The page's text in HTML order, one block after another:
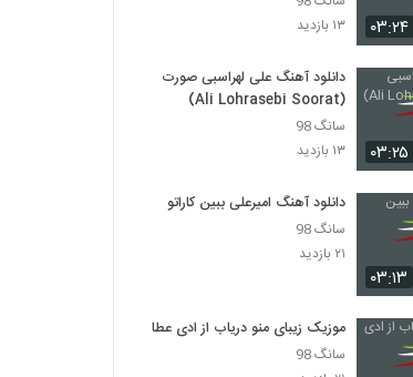
Masoud Malmir Baron
۲۲۰ بازدید
آهنگ محمدرضا فروتن بنام اینستاگرام
دانلود آهنگ جدید و زیبای مجید ماندگاری با نام
سوژه
۲۲۳ بازدید
دانلود آهنگ فرجام اوج عشقی (Farjam Owje
Eshghi)
۰۳:۲۴
۱۳ بازدید
۰۳:۲۵
دانلود آهنگ علی لهراسبی صورت
(Ali Lohrasebi Soorat)
سانگ 98
۱۳ بازدید
۰۳:۱۳
دانلود آهنگ امیرعلی ببین کاراتو
سانگ 98
۲۱ بازدید
موزیک زیبای منو دریاب از ادی عطار
سانگ 98